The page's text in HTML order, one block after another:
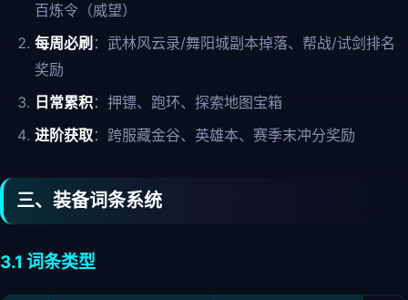
百炼令（威望）
每周必刷 ：武林风云录/舞阳城副本掉落、帮战/试剑排名
奖励
日常累积：押镖、跑环、探索地图宝箱
进阶获取：跨服藏金谷、英雄本、赛季末冲分奖励
三、装备词条系统
3.1 词条类型